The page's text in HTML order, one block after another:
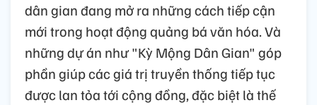
dân gian đang mở ra những cách tiếp cận
mới trong hoạt động quảng bá văn hóa. Và
những dự án như "Kỳ Mộng Dân Gian" góp
phần giúp các giá trị truyền thống tiếp tục
được lan tỏa tới cộng đồng, đặc biệt là thế